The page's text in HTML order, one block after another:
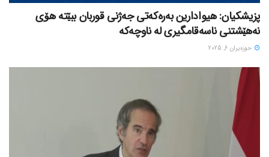
پزیشکیان: هیوادارین بەرەکەتی جەژنی قوربان ببێتە هۆی
نەهێشتنی ناسەقامگیری لە ناوچەکە
حوزه‌یران 6, 2025